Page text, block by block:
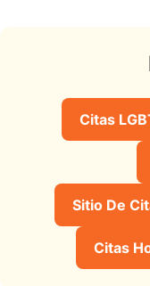
Citas
Sitio De
Citas